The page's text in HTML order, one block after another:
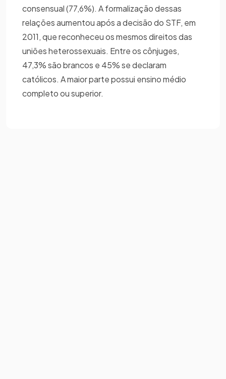
consensual (77,6%). A formalização dessas
relações aumentou após a decisão do STF, em
2011, que reconheceu os mesmos direitos das
uniões heterossexuais. Entre os cônjuges,
47,3% são brancos e 45% se declaram
católicos. A maior parte possui ensino médio
completo ou superior.